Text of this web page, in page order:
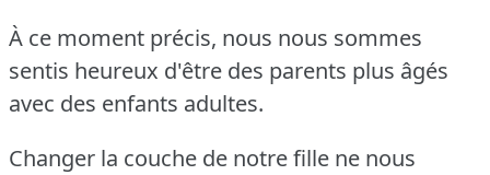
À ce moment précis, nous nous sommes
sentis heureux d'être des parents plus âgés
avec des enfants adultes.
Changer la couche de notre fille ne nous